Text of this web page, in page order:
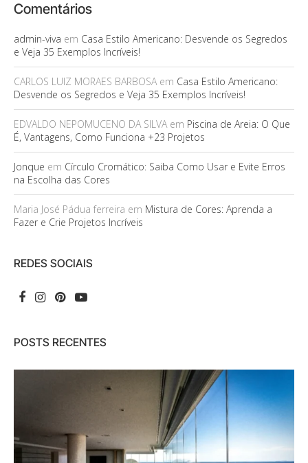
Comentários
admin-viva em Casa Estilo Americano: Desvende os Segredos
e Veja 35 Exemplos Incríveis!
CARLOS LUIZ MORAES BARBOSAem Casa Estilo Americano:
Desvende os Segredos e Veja 35 Exemplos Incríveis!
EDVALDO NEPOMUCENO DA SILVAem Piscina de Areia: O Que
É, Vantagens, Como Funciona +23 Projetos
Jonque em Círculo Cromático: Saiba Como Usar e Evite Erros
na Escolha das Cores
Maria José Pádua ferreira em Mistura de Cores: Aprenda a
Fazer e Crie Projetos Incríveis
REDES SOCIAIS
POSTS RECENTES